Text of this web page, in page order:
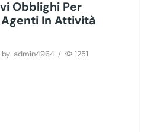
Obblighi Per
In Attività
by admin4964 / 1251